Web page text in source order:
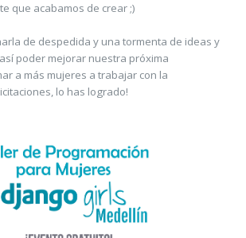
que acabamos de crear ;)
de despedida y una tormenta de ideas y
poder mejorar nuestra próxima
a más mujeres a trabajar con la
lo has logrado!